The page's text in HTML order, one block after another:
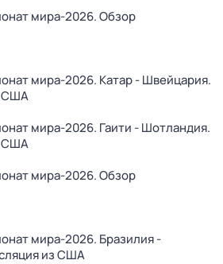
мира-2026. Обзор
мира-2026. Катар - Швейцария.
США
мира-2026. Гаити - Шотландия.
США
мира-2026. Обзор
мира-2026. Бразилия -
из США